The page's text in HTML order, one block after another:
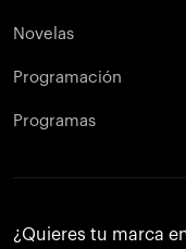
Novelas
Programación
Programas
¿Quieres tu marca